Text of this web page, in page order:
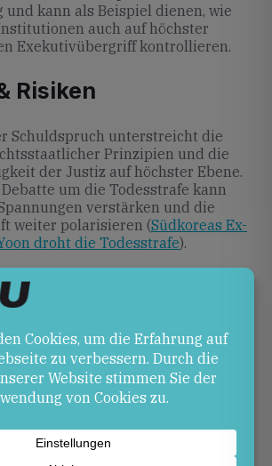
und kann als Beispiel dienen, wie
auch auf höchster
Exekutivübergriff kontrollieren.
Risiken
Schuldspruch unterstreicht die
Prinzipien und die
der Justiz auf höchster Ebene.
um die Todesstrafe kann
verstärken und die
weiter polarisieren (Südkoreas Ex-
droht die Todesstrafe).
Berufung einlegen, und der
den Fall weiter in höhere
Die endgültige Entscheidung über
den Gerichten.